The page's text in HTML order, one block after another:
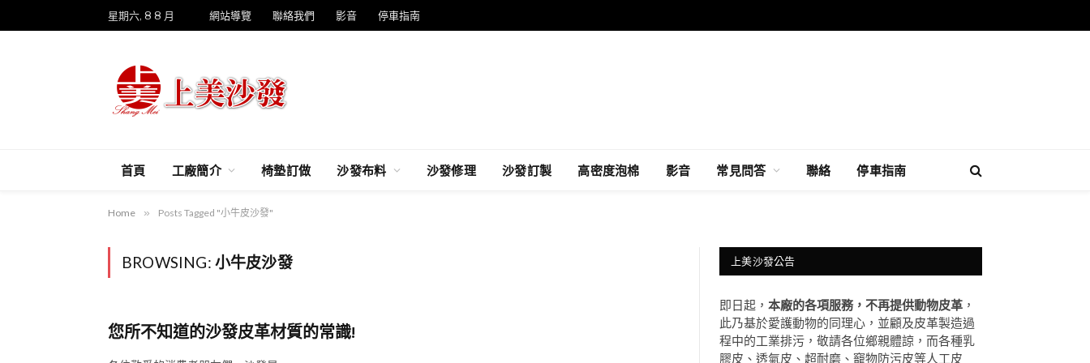
星期六, 8 8 月 網站導覽 聯絡我們 影音 停車指南
首頁 工廠簡介 椅墊訂做 沙發布料 沙發修理 沙發訂製 高密度泡棉 影音 常見問答 聯絡 停車指南
Home » Posts Tagged "小牛皮沙發"
BROWSING: 小牛皮沙發
您所不知道的沙發皮革材質的常識!
上美沙發公告
即日起， 本廠的各項服務，不再提供動物皮革 ，
此乃基於愛護動物的同理心，並顧及皮革製造過
程中的工業排污，敬請各位鄉親體諒，而各種乳
膠皮、透氣皮、超耐磨、竉物防污皮等人工皮